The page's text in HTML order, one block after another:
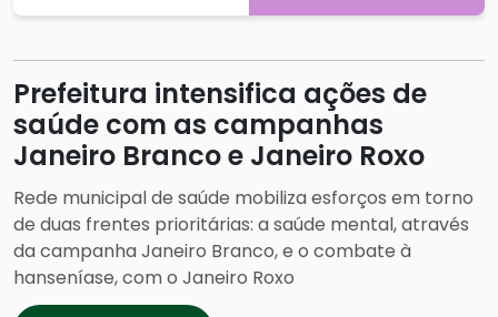
Prefeitura intensifica ações de
saúde com as campanhas
Janeiro Branco e Janeiro Roxo
Rede municipal de saúde mobiliza esforços em torno
de duas frentes prioritárias: a saúde mental, através
da campanha Janeiro Branco, e o combate à
hanseníase, com o Janeiro Roxo